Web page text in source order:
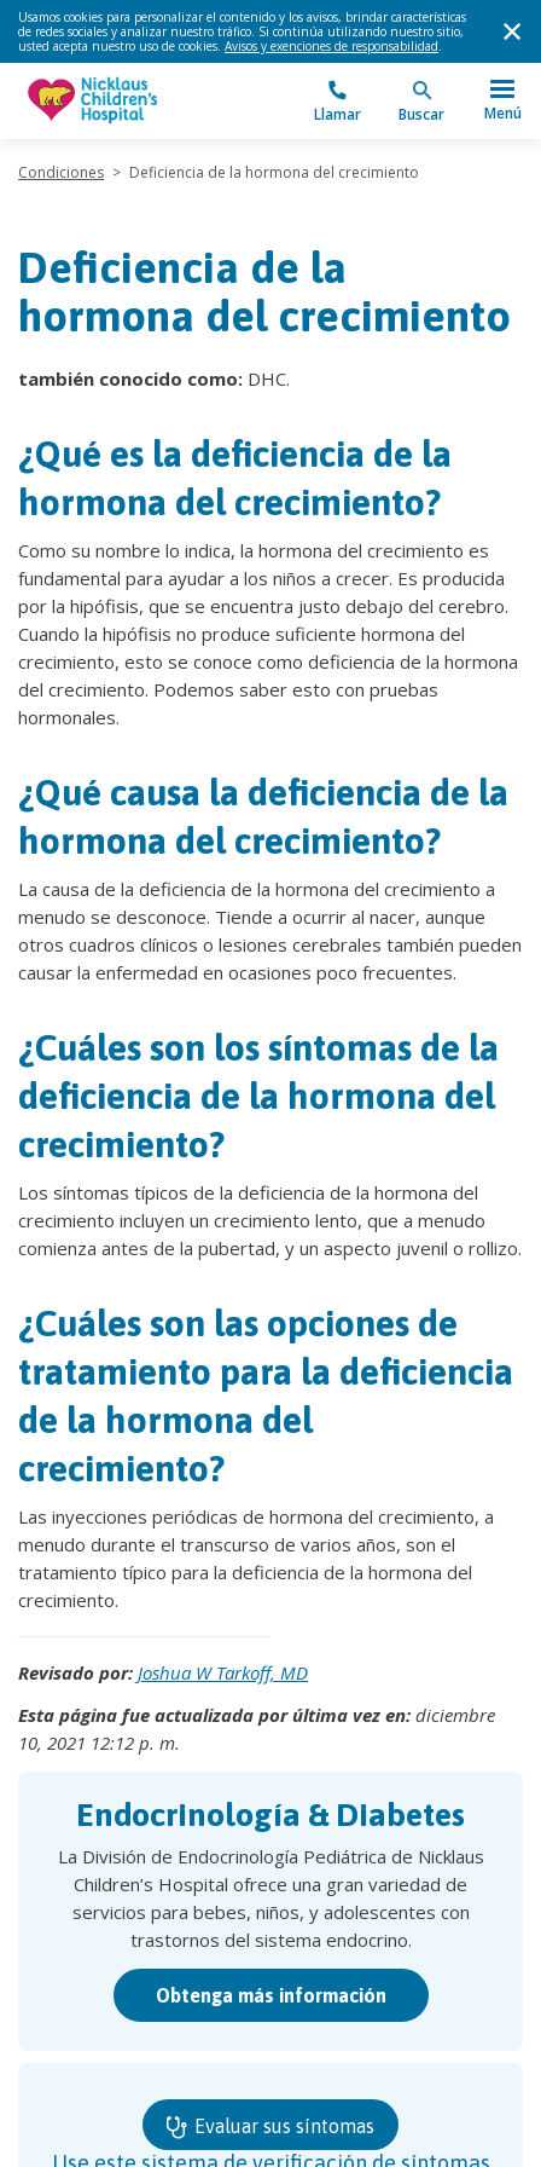
Usamos cookies para personalizar el contenido y los avisos, brindar características
de redes sociales y analizar nuestro tráfico. Si continúa utilizando nuestro sitio,
usted acepta nuestro uso de cookies. Avisos y exenciones de responsabilidad.
Llamar Buscar Menú
Condiciones > Deficiencia de la hormona del crecimiento
Deficiencia de la
hormona del crecimiento
también conocido como: DHC.
¿Qué es la deficiencia de la
hormona del crecimiento?
Como su nombre lo indica, la hormona del crecimiento es
fundamental para ayudar a los niños a crecer. Es producida
por la hipófisis, que se encuentra justo debajo del cerebro.
Cuando la hipófisis no produce suficiente hormona del
crecimiento, esto se conoce como deficiencia de la hormona
del crecimiento. Podemos saber esto con pruebas
hormonales.
¿Qué causa la deficiencia de la
hormona del crecimiento?
La causa de la deficiencia de la hormona del crecimiento a
menudo se desconoce. Tiende a ocurrir al nacer, aunque
otros cuadros clínicos o lesiones cerebrales también pueden
causar la enfermedad en ocasiones poco frecuentes.
¿Cuáles son los síntomas de la
deficiencia de la hormona del
crecimiento?
Los síntomas típicos de la deficiencia de la hormona del
crecimiento incluyen un crecimiento lento, que a menudo
comienza antes de la pubertad, y un aspecto juvenil o rollizo.
¿Cuáles son las opciones de
tratamiento para la deficiencia
de la hormona del
crecimiento?
Las inyecciones periódicas de hormona del crecimiento, a
menudo durante el transcurso de varios años, son el
tratamiento típico para la deficiencia de la hormona del
crecimiento.
Revisado por: Joshua W Tarkoff, MD
Esta página fue actualizada por última vez en: diciembre
10, 2021 12:12 p. m.
Endocrinología & Diabetes
La División de Endocrinología Pediátrica de Nicklaus
Children’s Hospital ofrece una gran variedad de
servicios para bebes, niños, y adolescentes con
trastornos del sistema endocrino.
Obtenga más información
Evaluar sus síntomas